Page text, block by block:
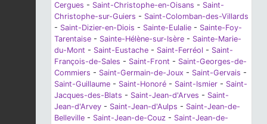
Cergues - Saint-Christophe-en-Oisans - Saint-
Christophe-sur-Guiers - Saint-Colomban-des-Villards
- Saint-Dizier-en-Diois - Sainte-Eulalie - Sainte-Foy-
Tarentaise - Sainte-Hélène-sur-Isère - Sainte-Marie-
du-Mont - Saint-Eustache - Saint-Ferréol - Saint-
François-de-Sales - Saint-Front - Saint-Georges-de-
Commiers - Saint-Germain-de-Joux - Saint-Gervais -
Saint-Guillaume - Saint-Honoré - Saint-Ismier - Saint-
Jacques-des-Blats - Saint-Jean-d'Arves - Saint-
Jean-d'Arvey - Saint-Jean-d'Aulps - Saint-Jean-de-
Belleville - Saint-Jean-de-Couz - Saint-Jean-de-